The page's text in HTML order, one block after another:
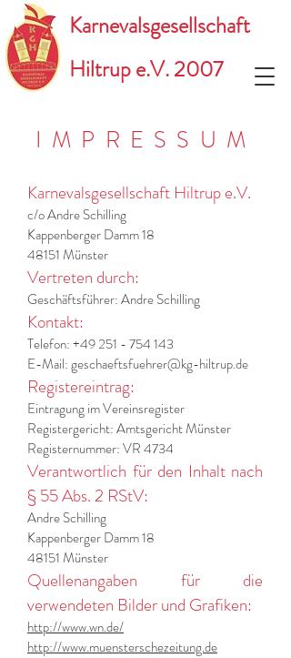
Karnevalsgesellschaft
Hiltrup e.V. 2007
IMPRESSUM
Karnevalsgesellschaft Hiltrup e.V.
c/o Andre Schilling
Kappenberger Damm 18
48151 Münster
Vertreten durch:
Geschäftsführer: Andre Schilling
Kontakt:
Telefon:+49 251 - 754 143
E-Mail: geschaeftsfuehrer@kg-hiltrup.de
Registereintrag:
Eintragung im Vereinsregister
Registergericht: Amtsgericht Münster
Registernummer: VR 4734
Verantwortlich für den Inhalt nach
§ 55 Abs. 2 RStV:
Andre Schilling
Kappenberger Damm 18
48151 Münster
Quellenangaben für die
verwendeten Bilder und Grafiken:
http://www.wn.de/
http://www.muensterschezeitung.de